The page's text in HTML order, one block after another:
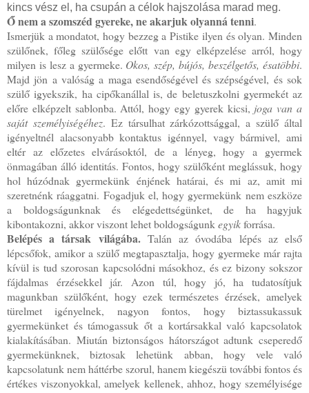
kincs vész el, ha csupán a célok hajszolása marad meg.
Ő nem a szomszéd gyereke, ne akarjuk olyanná tenni.
Ismerjük a mondatot, hogy bezzeg a Pistike ilyen és olyan. Minden
szülőnek, főleg szülősége előtt van egy elképzelése arról, hogy
milyen is lesz a gyermeke. Okos, szép, bújós, beszélgetős, ésatöbbi.
Majd jön a valóság a maga esendőségével és szépségével, és sok
szülő igyekszik, ha cipőkanállal is, de beletuszkolni gyermekét az
előre elképzelt sablonba. Attól, hogy egy gyerek kicsi, joga van a
saját személyiségéhez. Ez társulhat zárkózottsággal, a szülő által
igényeltnél alacsonyabb kontaktus igénnyel, vagy bármivel, ami
eltér az előzetes elvárásoktól, de a lényeg, hogy a gyermek
önmagában álló identitás. Fontos, hogy szülőként meglássuk, hogy
hol húzódnak gyermekünk énjének határai, és mi az, amit mi
szeretnénk ráaggatni. Fogadjuk el, hogy gyermekünk nem eszköze
a boldogságunknak és elégedettségünket, de ha hagyjuk
kibontakozni, akkor viszont lehet boldogságunkegyikforrása.
Belépés a társak világába. Talán az óvodába lépés az első
lépcsőfok, amikor a szülő megtapasztalja, hogy gyermeke már rajta
kívül is tud szorosan kapcsolódni másokhoz, és ez bizony sokszor
fájdalmas érzésekkel jár. Azon túl, hogy jó, ha tudatosítjuk
magunkban szülőként, hogy ezek természetes érzések, amelyek
türelmet igényelnek, nagyon fontos, hogy biztassukassuk
gyermekünket és támogassuk őt a kortársakkal való kapcsolatok
kialakításában. Miután biztonságos hátországot adtunk cseperedő
gyermekünknek, biztosak lehetünk abban, hogy vele való
kapcsolatunk nem háttérbe szorul, hanem kiegészü további fontos és
értékes viszonyokkal, amelyek kellenek, ahhoz, hogy személyisége